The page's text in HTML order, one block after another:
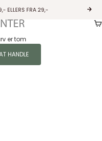
ELLERS FRA 29,-
er tom
HANDLE